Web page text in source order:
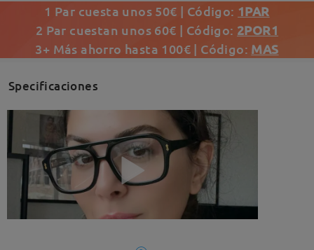
1 Par cuesta unos 50€ | Código: 1PAR
2 Par cuestan unos 60€ | Código: 2POR1
3+ Más ahorro hasta 100€ | Código: MAS
Specificaciones